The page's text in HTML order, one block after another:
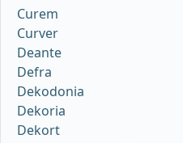
Curem
Curver
Deante
Defra
Dekodonia
Dekoria
Dekort